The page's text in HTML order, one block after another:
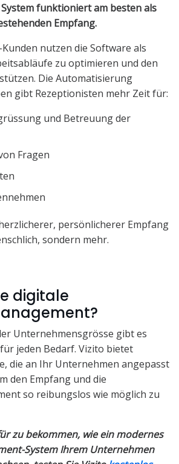
funktioniert am besten als
Empfang.
nutzen die Software als
zu optimieren und den
Die Automatisierung
gibt Rezeptionisten mehr Zeit für:
und Betreuung der
Fragen
persönlicherer Empfang
sondern mehr.
digitale
Unternehmensgrösse gibt es
jeden Bedarf. Vizito bietet
die an Ihr Unternehmen angepasst
den Empfang und die
so reibungslos wie möglich zu
zu bekommen, wie ein modernes
System Ihrem Unternehmen